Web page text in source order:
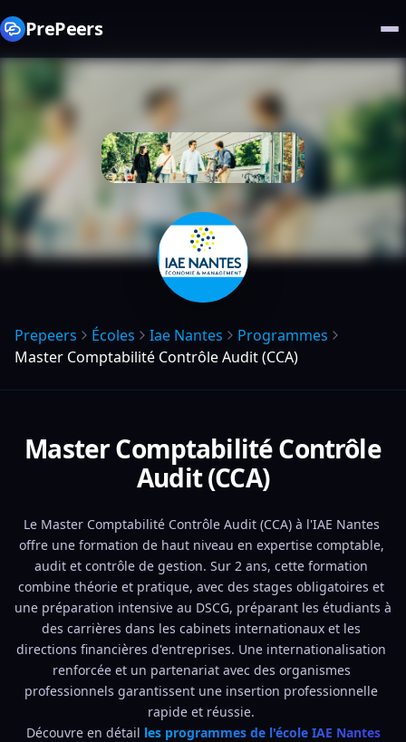
PrePeers
Prepeers Écoles Iae Nantes
Programmes
Master Comptabilité Contrôle Audit (CCA)
Master Comptabilité Contrôle
Audit (CCA)
Le Master Comptabilité Contrôle Audit (CCA) à l'IAE Nantes
offre une formation de haut niveau en expertise comptable,
audit et contrôle de gestion. Sur 2 ans, cette formation
combine théorie et pratique, avec des stages obligatoires et
une préparation intensive au DSCG, préparant les étudiants à
des carrières dans les cabinets internationaux et les
directions financières d'entreprises. Une internationalisation
renforcée et un partenariat avec des organismes
professionnels garantissent une insertion professionnelle
rapide et réussie.
Découvre en détail les programmes de l'école IAE Nantes